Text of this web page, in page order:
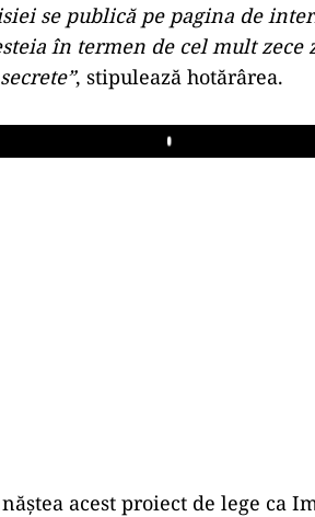
se publică pe pagina de
în termen de cel mult zece
, stipulează hotărârea.
Play
acest proiect de lege ca